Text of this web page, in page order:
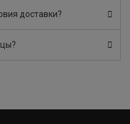
доставки?